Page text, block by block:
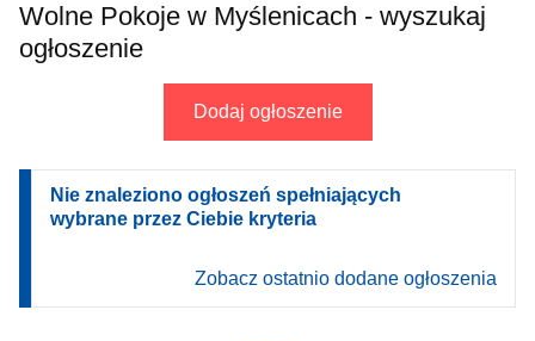
Wolne Pokoje w Myślenicach - wyszukaj
ogłoszenie
Dodaj ogłoszenie
Nie znaleziono ogłoszeń spełniających
wybrane przez Ciebie kryteria
Zobacz ostatnio dodane ogłoszenia